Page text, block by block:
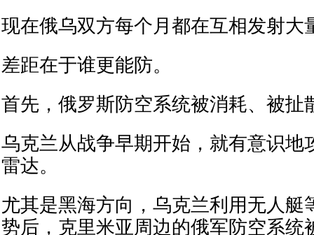
现在俄乌双方每个月都在互相发射大
差距在于谁更能防。
首先，俄罗斯防空系统被消耗、被扯
乌克兰从战争早期开始，就有意识地
雷达。
尤其是黑海方向，乌克兰利用无人艇
势后，克里米亚周边的俄军防空系统